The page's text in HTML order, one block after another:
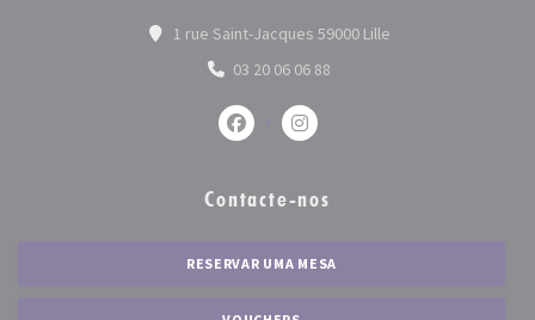
1 rue Saint-Jacques 59000 Lille((abre numa nova
03 20 06 06 88
Facebook ((abre numa nova janela))
Instagram ((abre numa
Contacte-nos
RESERVAR UMA MESA